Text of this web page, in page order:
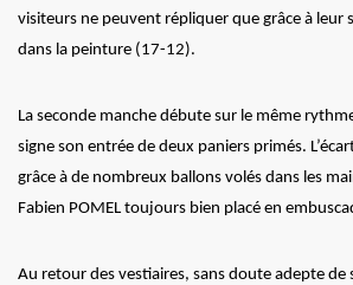
visiteurs ne peuvent répliquer que grâce à leur
dans la peinture (17-12).
La seconde manche débute sur le même
signe son entrée de deux paniers primés.
grâce à de nombreux ballons volés dans les
Fabien POMEL toujours bien placé en
Au retour des vestiaires, sans doute adepte de